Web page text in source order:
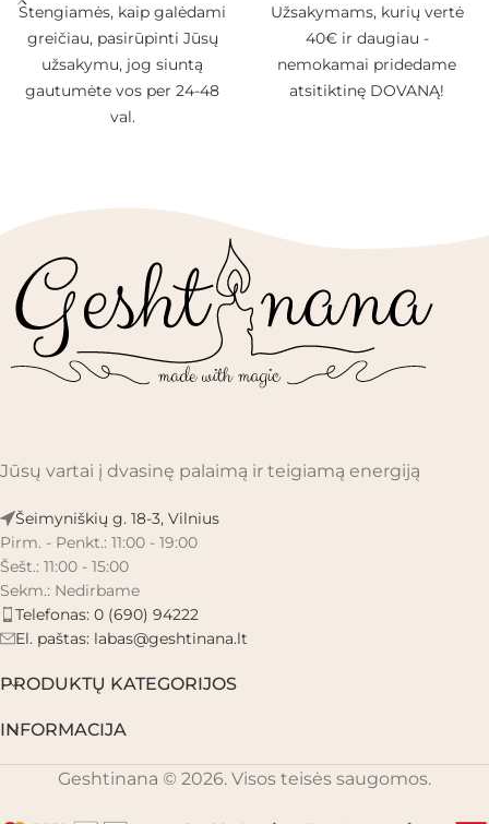
Stengiamės, kaip galėdami
greičiau, pasirūpinti Jūsų
užsakymu, jog siuntą
gautumėte vos per 24-48
val.
Užsakymams, kurių vertė
40€ ir daugiau -
nemokamai pridedame
atsitiktinę DOVANĄ!
Jūsų vartai į dvasinę palaimą ir teigiamą energiją
Šeimyniškių g. 18-3, Vilnius
Pirm. - Penkt.: 11:00 - 19:00
Šešt.: 11:00 - 15:00
Sekm.: Nedirbame
Telefonas: 0 (690) 94222
El. paštas: labas@geshtinana.lt
PRODUKTŲ KATEGORIJOS
INFORMACIJA
Geshtinana © 2026. Visos teisės saugomos.